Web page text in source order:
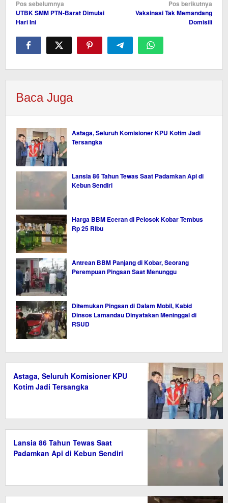
Navigasi
pos
Pos sebelumnya
UTBK SMM PTN-Barat Dimulai
Hari Ini
Pos berikutnya
Vaksinasi Tak Memandang
Domisili
Baca Juga
Astaga, Seluruh Komisioner KPU Kotim Jadi
Tersangka
Lansia 86 Tahun Tewas Saat Padamkan Api di
Kebun Sendiri
Harga BBM Eceran di Pelosok Kobar Tembus
Rp 25 Ribu
Antrean BBM Panjang di Kobar, Seorang
Perempuan Pingsan Saat Menunggu
Ditemukan Pingsan di Dalam Mobil, Kabid
Dinsos Lamandau Dinyatakan Meninggal di
RSUD
Astaga, Seluruh Komisioner KPU
Kotim Jadi Tersangka
Lansia 86 Tahun Tewas Saat
Padamkan Api di Kebun Sendiri